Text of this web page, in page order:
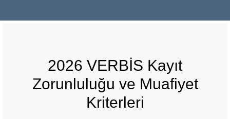
2026 VERBİS Kayıt
Zorunluluğu ve Muafiyet
Kriterleri